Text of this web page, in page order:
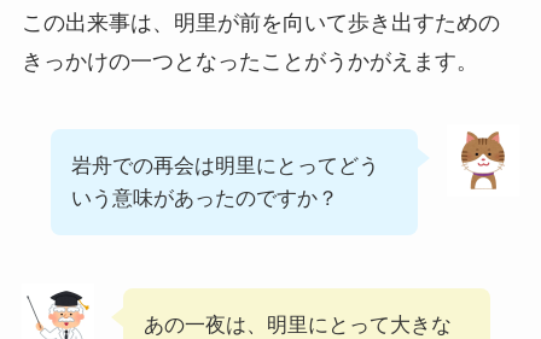
この出来事は、明里が前を向いて歩き出すための
きっかけの一つとなったことがうかがえます。
岩舟での再会は明里にとってどう
いう意味があったのですか？
あの一夜は、明里にとって大きな